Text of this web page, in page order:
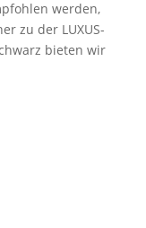
werden,
zu der LUXUS-
bieten wir